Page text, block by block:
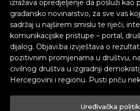
izražava opredjeljenje da posluži kao
građansko novinarstvo, za sve vas
sadržaj u najširem smislu te riječi,
komunikacijske pristupe – portal,
dijalog. Objavi.ba izvještava o
pozitivnim promjenama u društvu,
civilnog društva u izgradnji
Hercegovini i regionu. Pusti priču
Uređivačka